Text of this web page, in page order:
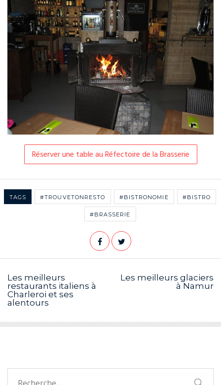
Réserver une table au Réfectoire de la Brasserie
TAGS #TROUVETONRESTO #BISTRONOMIE #BISTRO
#BRASSERIE
Les meilleurs
restaurants italiens à
Charleroi et ses
alentours
Les meilleurs glaciers
à Namur